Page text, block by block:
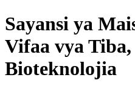
Sayansi ya
Vifaa vya Tiba,
Bioteknolojia